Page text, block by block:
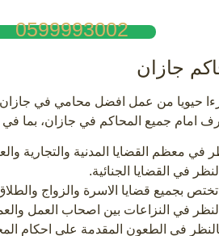
0599993002
جازان
جزءا حيويا من عمل افضل محامي في
امام جميع المحاكم في جازان، بما
في معظم القضايا المدنية والتجارية
في القضايا الجنائية.
تختص بجميع قضايا الاسرة والزواج
في النزاعات بين اصحاب العمل
في الطعون المقدمة على احكام